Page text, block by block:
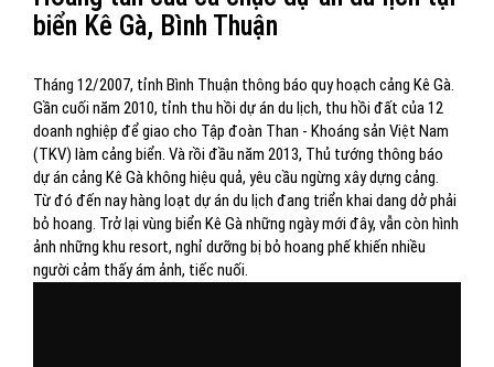
biển Kê Gà, Bình Thuận
Tháng 12/2007, tỉnh Bình Thuận thông báo quy hoạch cảng Kê Gà.
Gần cuối năm 2010, tỉnh thu hồi dự án du lịch, thu hồi đất của 12
doanh nghiệp để giao cho Tập đoàn Than - Khoáng sản Việt Nam
(TKV) làm cảng biển. Và rồi đầu năm 2013, Thủ tướng thông báo
dự án cảng Kê Gà không hiệu quả, yêu cầu ngừng xây dựng cảng.
Từ đó đến nay hàng loạt dự án du lịch đang triển khai dang dở phải
bỏ hoang. Trở lại vùng biển Kê Gà những ngày mới đây, vẫn còn hình
ảnh những khu resort, nghỉ dưỡng bị bỏ hoang phế khiến nhiều
người cảm thấy ám ảnh, tiếc nuối.